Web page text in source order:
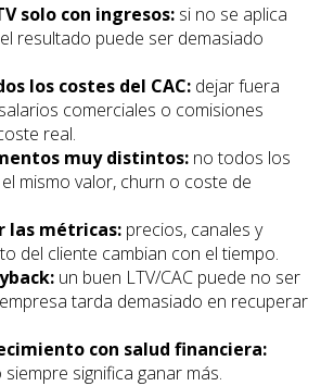
solo con ingresos: si no se aplica
resultado puede ser demasiado
los costes del CAC: dejar fuera
comerciales o comisiones
real.
muy distintos: no todos los
mismo valor, churn o coste de
las métricas: precios, canales y
del cliente cambian con el tiempo.
un buen LTV/CAC puede no ser
tarda demasiado en recuperar
con salud financiera:
significa ganar más.